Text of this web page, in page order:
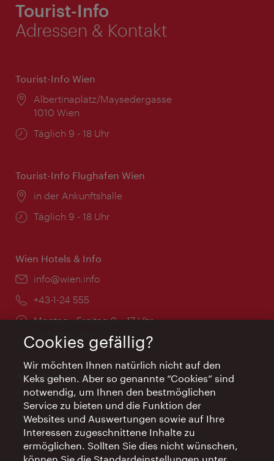
Tourist-Info
Adressen & Kontakt
Tourist-Info Wien
Ort:
Albertinaplatz/Maysedergasse
1010 Wien
Öffnungszeiten:
Täglich 9 - 18 Uhr
Tourist-Info Flughafen Wien
Ort:
in der Ankunftshalle
Öffnungszeiten:
Täglich 9 - 18 Uhr
Wien Hotels & Info
Email:
info@wien.info
Telefon:
+43-1-24 555
Öffnungszeiten:
Montag - Freitag 9 – 17 Uhr
Feiertags geschlossen
AI Concierge Wien
Ort:
concierge.wien.info
Öffnungszeiten:
Informationen rund um die Uhr
Cookies gefällig?
Wir möchten Ihnen natürlich nicht auf den
Keks gehen. Aber so genannte “Cookies” sind
notwendig, um Ihnen den bestmöglichen
Service zu bieten und die Funktion der
Websites und Auswertungen sowie auf Ihre
Interessen zugeschnittene Inhalte zu
ermöglichen. Sollten Sie dies nicht wünschen,